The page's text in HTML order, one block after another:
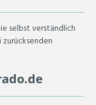
selbst verständlich